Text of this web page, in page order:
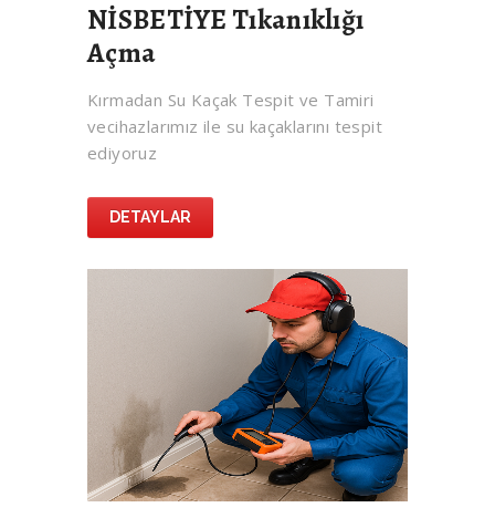
NİSBETİYE Tıkanıklığı
Açma
Kırmadan Su Kaçak Tespit ve Tamiri
vecihazlarımız ile su kaçaklarını tespit
ediyoruz
DETAYLAR